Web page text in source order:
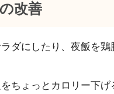
改善
ダにしたり、夜飯を
ちょっとカロリー下げ